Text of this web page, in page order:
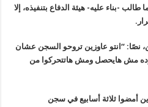
-بناء عليه- هيئة الدفاع بتنفيذه، إلا
.
نصًا: “انتو عاوزين تروحو السجن عشان
وده مش هايحصل ومش هاتتحركوا من
المعتقلون الـ12، والذين أمضوا ثلاثة أسابيع في سجن